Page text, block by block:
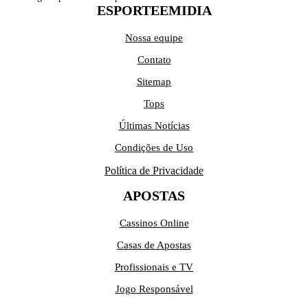
ESPORTEEMIDIA
Nossa equipe
Contato
Sitemap
Tops
Últimas Notícias
Condições de Uso
Política de Privacidade
APOSTAS
Cassinos Online
Casas de Apostas
Profissionais e TV
Jogo Responsável